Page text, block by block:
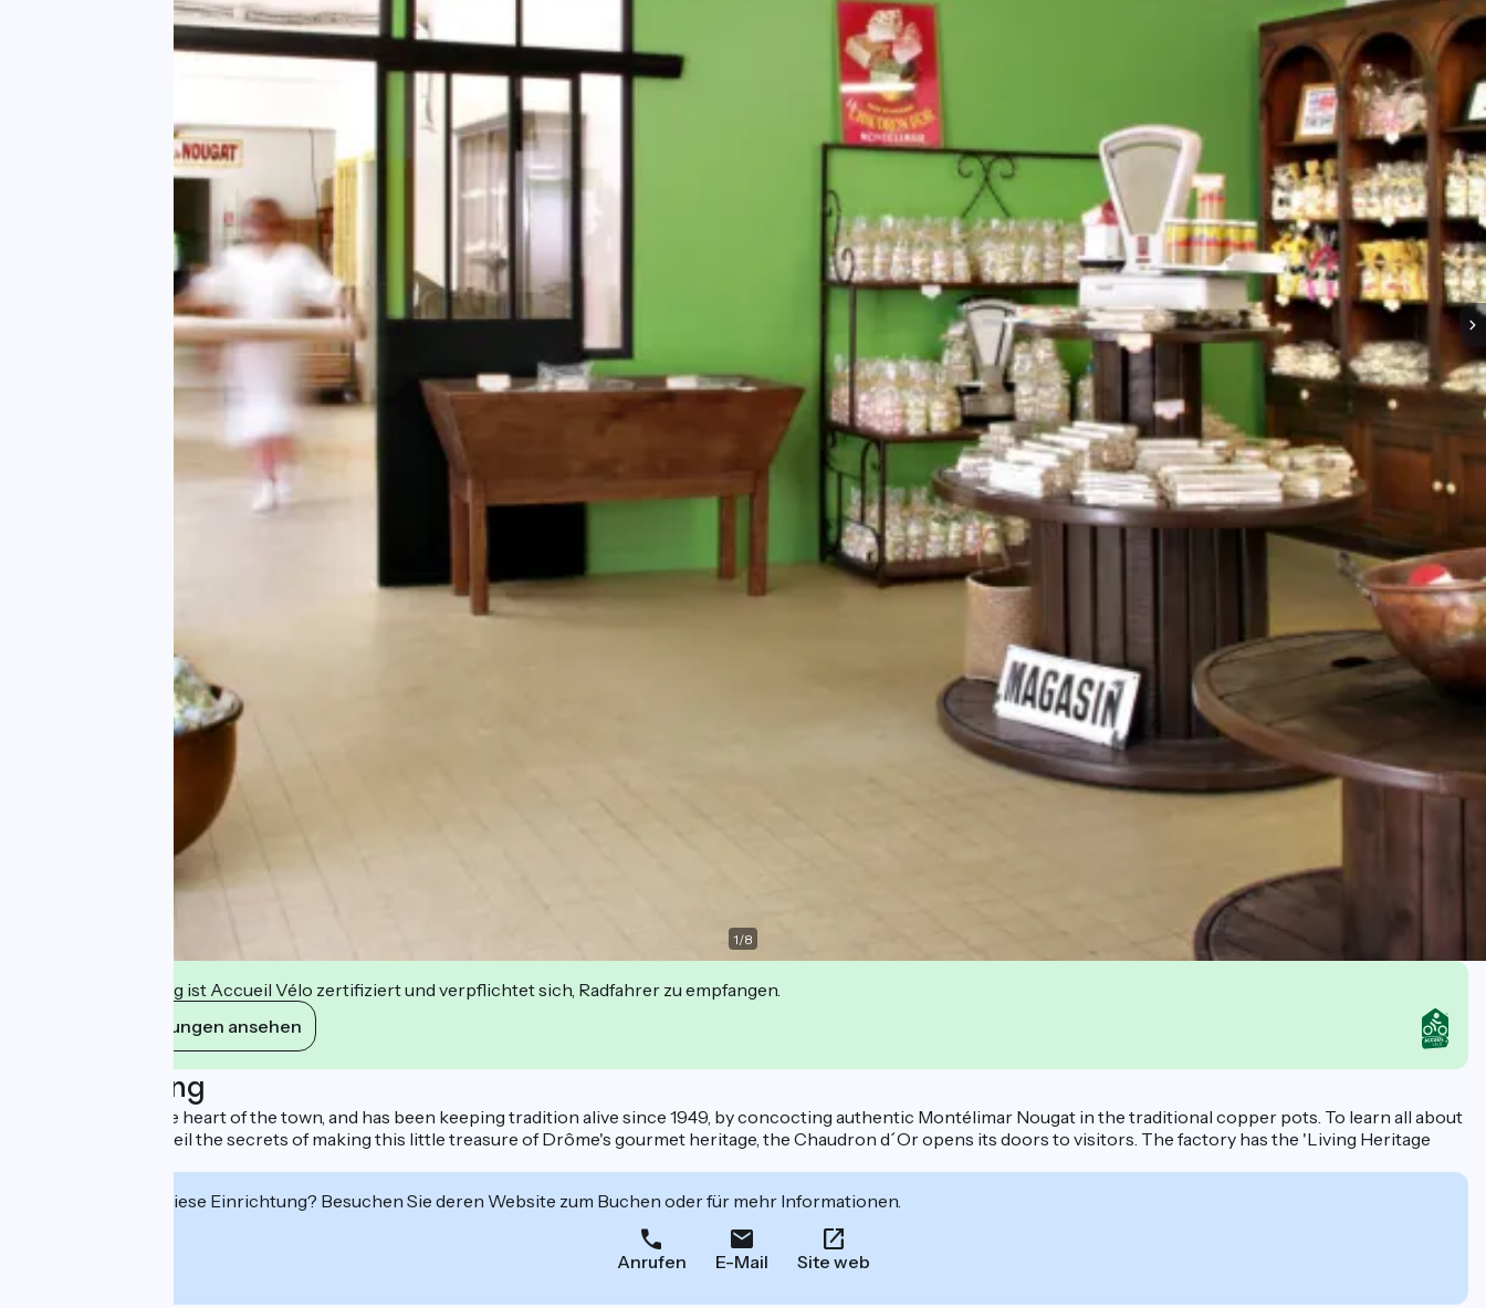
1/8
Diese Einrichtung ist Accueil Vélo zertifiziert und verpflichtet sich, Radfahrer zu empfangen.
Ihre Verpflichtungen ansehen
Beschreibung
The factory is in the heart of the town, and has been keeping tradition alive since 1949, by concocting authentic Montélimar Nougat in the traditional copper pots. To learn all about
the history and unveil the secrets of making this little treasure of Drôme's gourmet heritage, the Chaudron d´Or opens its doors to visitors. The factory has the 'Living Heritage
Interessiert Sie diese Einrichtung? Besuchen Sie deren Website zum Buchen oder für mehr Informationen.
Anrufen E-Mail Site web